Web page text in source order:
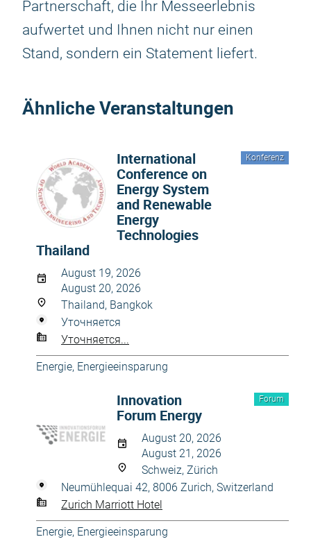
Partnerschaft, die Ihr Messeerlebnis
aufwertet und Ihnen nicht nur einen
Stand, sondern ein Statement liefert.
Ähnliche Veranstaltungen
Konferenz
International
Conference on
Energy System
and Renewable
Energy
Technologies
Thailand
August 19, 2026
August 20, 2026
Thailand, Bangkok
Уточняется
Уточняется...
Energie, Energieeinsparung
Forum
Innovation
Forum Energy
August 20, 2026
August 21, 2026
Schweiz, Zürich
Neumühlequai 42, 8006 Zurich, Switzerland
Zurich Marriott Hotel
Energie, Energieeinsparung